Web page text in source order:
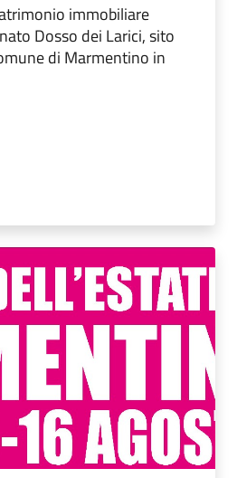
immobiliare
Dosso dei Larici, sito
di Marmentino in